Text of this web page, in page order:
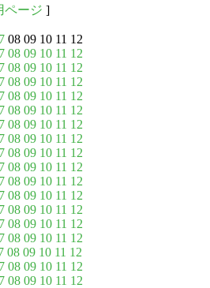
ページ ]
08 09 10 11 12
08 09 10 11 12
08 09 10 11 12
08 09 10 11 12
08 09 10 11 12
08 09 10 11 12
08 09 10 11 12
08 09 10 11 12
08 09 10 11 12
08 09 10 11 12
08 09 10 11 12
08 09 10 11 12
08 09 10 11 12
08 09 10 11 12
08 09 10 11 12
08 09 10 11 12
08 09 10 11 12
08 09 10 11 12